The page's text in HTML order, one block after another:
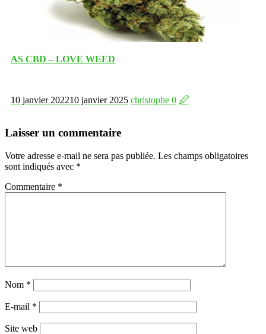
AS CBD – LOVE WEED
10 janvier 202210 janvier 2025 christophe 0 🖉
Laisser un commentaire
Votre adresse e-mail ne sera pas publiée. Les champs obligatoires
sont indiqués avec *
Commentaire *
Nom *
E-mail *
Site web